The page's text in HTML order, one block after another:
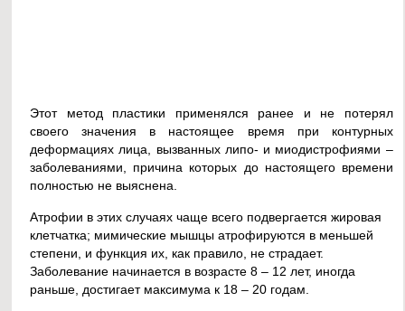
Этот метод пластики применялся ранее и не потерял
своего значения в настоящее время при контурных
деформациях лица, вызванных липо- и миодистрофиями –
заболеваниями, причина которых до настоящего времени
полностью не выяснена.
Атрофии в этих случаях чаще всего подвергается жировая
клетчатка; мимические мышцы атрофируются в меньшей
степени, и функция их, как правило, не страдает.
Заболевание начинается в возрасте 8 – 12 лет, иногда
раньше, достигает максимума к 18 – 20 годам.